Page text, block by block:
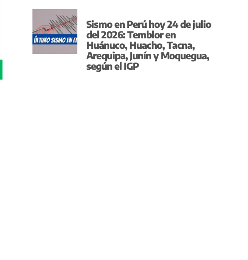
Sismo en Perú hoy 24 de julio
del 2026: Temblor en
Huánuco, Huacho, Tacna,
Arequipa, Junín y Moquegua,
según el IGP